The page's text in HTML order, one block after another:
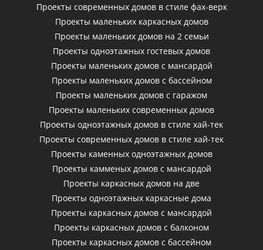
Проекты современных домов в стиле фах-верк
Проекты маленьких каркасных домов
Проекты маленьких домов на 2 семьи
Проекты одноэтажных гостевых домов
Проекты маленьких домов с мансардой
Проекты маленьких домов с бассейном
Проекты маленьких домов с гаражом
Проекты маленьких современных домов
Проекты одноэтажных домов в стиле хай-тек
Проекты современных домов в стиле хай-тек
Проекты каменных одноэтажных домов
Проекты камменых домов с мансардой
Проекты каркасных домов на две
Проекты одноэтажных каркасные дома
Проекты каркасных домов с мансардой
Проекты каркасных домов с балконом
Проекты каркасных домов с бассейном